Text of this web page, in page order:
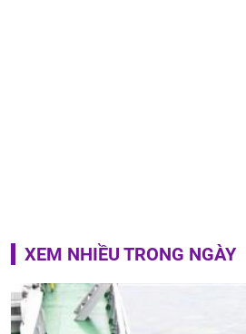
XEM NHIỀU TRONG NGÀY